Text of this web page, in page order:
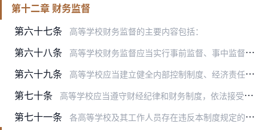
第十二章 财务监督
第六十七条
高等学校财务监督的主要内容包括：
第六十八条 高等学校财务监督应当实行事前监督、事中监督、事后监督相结合，日常监督与专项监督相结合。
第六十九条 高等学校应当建立健全内部控制制度、经济责任制度、财务信息披露制度等监督制度，依法公开财务信息，按规定编制和报送内部控制报告。
第七十条 高等学校应当遵守财经纪律和财务制度，依法接受主管部门和财政、审计部门的监督。
第七十一条 各高等学校及其工作人员存在违反本制度规定的行为，以及其他滥用职权、玩忽职守、徇私舞弊等违法违规行为的，依法追究相应责任。